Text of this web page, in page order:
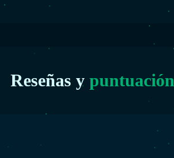
Reseñas y puntuación